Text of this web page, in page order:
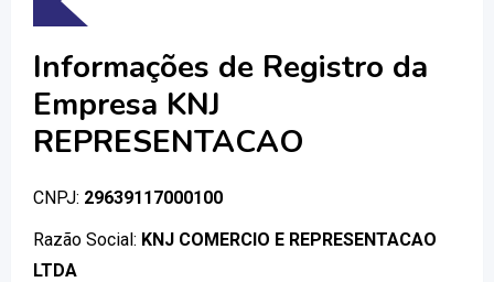
Informações de Registro da
Empresa KNJ
REPRESENTACAO
CNPJ: 29639117000100
Razão Social: KNJ COMERCIO E REPRESENTACAO
LTDA